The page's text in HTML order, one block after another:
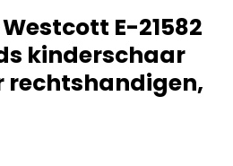
Westcott E-21582
kinderschaar
rechtshandigen,